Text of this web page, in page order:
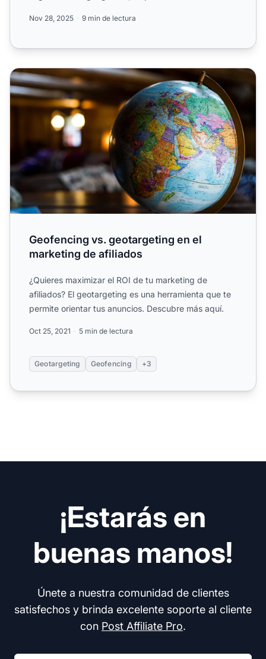
Nov 28, 2025 9 min de lectura
Geofencing vs. geotargeting en el marketing de afiliados
Geofencing vs. geotargeting en el
marketing de afiliados
¿Quieres maximizar el ROI de tu marketing de
afiliados? El geotargeting es una herramienta que te
permite orientar tus anuncios. Descubre más aquí.
Oct 25, 2021 5 min de lectura
Geotargeting Geofencing +3
¡Estarás en
buenas manos!
Únete a nuestra comunidad de clientes
satisfechos y brinda excelente soporte al cliente
con Post Affiliate Pro.